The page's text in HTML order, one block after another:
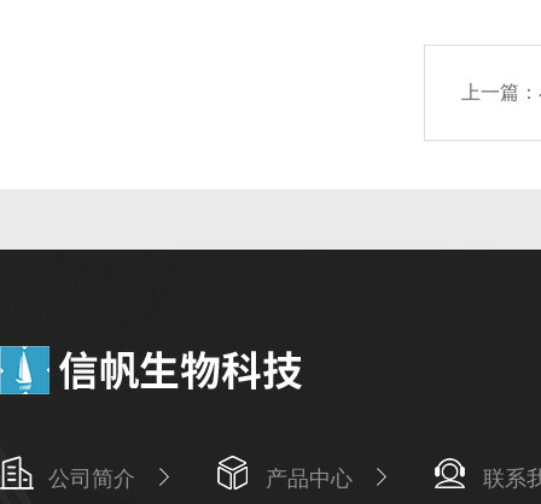
上一篇：
公司简介 产品中心 联系